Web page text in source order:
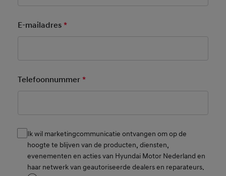
E-mailadres *Mandatory Field
Telefoonnummer *Mandatory Field
Consent
Ik wil marketingcommunicatie ontvangen om op de
hoogte te blijven van de producten, diensten,
evenementen en acties van Hyundai Motor Nederland en
haar netwerk van geautoriseerde dealers en reparateurs.